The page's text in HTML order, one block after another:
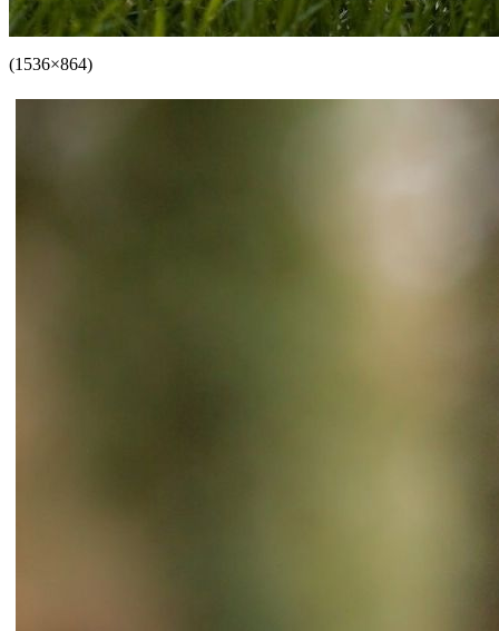
(1536×864)